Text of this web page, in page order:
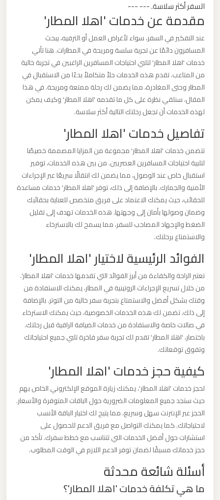
السفر أكثر سلاسة. --- ---
مقدمة عن خدمات 'اهلا المطار'
عند التفكير في السفر، سواء لأغراض العمل أو الترفيه، يبحث
المسافرون دائمًا عن تجربة سلسة ومريحة في المطارات. هنا تأتي
خدمات 'اهلا المطار' لتلبي احتياجات المسافرين الراغبين في تجربة خالية
من المتاعب. تقدم هذه الخدمات حلاً متكاملاً بدءًا من الاستقبال في
المطار وحتى المغادرة، مما يضمن لك رحلة ممتعة ومريحة. في هذا
المقال، سنلقي نظرة على كل ما تقدمه 'اهلا المطار' وكيف يمكن
لهذه الخدمات أن تجعل رحلتك التالية أكثر سلاسة.
تفاصيل خدمات 'اهلا المطار'
تتضمن خدمات 'اهلا المطار' مجموعة من المزايا المصممة خصيصًا
لتلبية احتياجات المسافرين العصريين. من بين هذه الخدمات، توفير
استقبال خاص عند الوصول، مما يضمن لك انتقالًا سريعًا عبر الإجراءات
الأمنية والجمارك. بالإضافة إلى ذلك، توفر 'اهلا المطار' خدمات مساعدة
للحقائب، حيث يمكنك الاعتماد على فريق متخصص للعناية بحقائبك
وضمان وصولها بأمان إلى وجهتها. هذه الخدمات تهدف إلى تقليل
الضغط والإجهاد المصاحب للسفر، مما يسمح لك بالاسترخاء
والاستمتاع برحلتك.
الفوائد الرئيسية لاختيار 'اهلا المطار'
تعتبر الراحة والكفاءة من أبرز الفوائد التي تقدمها خدمات 'اهلا المطار'.
من خلال تسريع الإجراءات الروتينية في المطار، يمكنك الاستفادة من
وقتك بشكل أفضل والاستمتاع بتجربة سفر خالية من التوتر. بالإضافة
إلى ذلك، تضمن لك هذه الخدمات الخصوصية، حيث يمكنك الاسترخاء
في صالات خاصة والاستفادة من خدمات الضيافة الراقية قبل رحلتك.
باختصار، 'اهلا المطار' تقدم لك تجربة سفر فاخرة تلبي جميع احتياجاتك
وتفوق توقعاتك.
كيفية حجز خدمات 'اهلا المطار'
لحجز خدمات 'اهلا المطار'، يمكنك زيارة الموقع الإلكتروني الخاص بهم
حيث ستجد جميع المعلومات الضرورية حول الباقات المتوفرة والأسعار.
الحجز عبر الإنترنت سهل وسريع، مما يتيح لك اختيار الباقة الأنسب
لاحتياجاتك. كما يمكنك التواصل مع فريق الدعم للحصول على
استشارات حول أفضل الخدمات التي تتناسب مع خطط سفرك. تأكد من
حجز خدماتك مسبقًا لضمان توفر الدعم اللازم في الوقت المطلوب.
أسئلة شائعة محدثة
ما هي تكلفة خدمات 'اهلا المطار'؟
القاهرة
ليموزين
مطار
مرسي
مطروح
ليموزين
مطار
الشيخ
ليموزين
مطار
سفنكس
ليموزين
مطار
العرب
والإسكندرية
ليموزين
العرب
مرسي
مطروح
ليموزين
مطار
العرب